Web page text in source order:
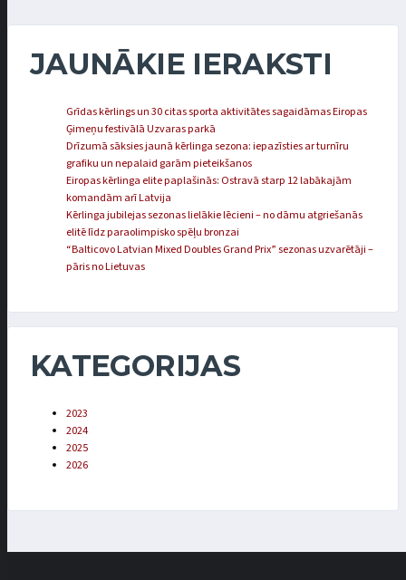
JAUNĀKIE IERAKSTI
Grīdas kērlings un 30 citas sporta aktivitātes sagaidāmas Eiropas
Ģimeņu festivālā Uzvaras parkā
Drīzumā sāksies jaunā kērlinga sezona: iepazīsties ar turnīru
grafiku un nepalaid garām pieteikšanos
Eiropas kērlinga elite paplašinās: Ostravā starp 12 labākajām
komandām arī Latvija
Kērlinga jubilejas sezonas lielākie lēcieni – no dāmu atgriešanās
elitē līdz paraolimpisko spēļu bronzai
“Balticovo Latvian Mixed Doubles Grand Prix” sezonas uzvarētāji –
pāris no Lietuvas
KATEGORIJAS
2023
2024
2025
2026